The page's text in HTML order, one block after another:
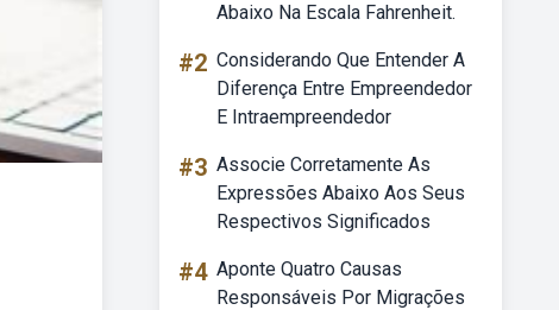
Abaixo Na Escala Fahrenheit.
#2 Considerando Que Entender A
Diferença Entre Empreendedor
E Intraempreendedor
#3 Associe Corretamente As
Expressões Abaixo Aos Seus
Respectivos Significados
#4 Aponte Quatro Causas
Responsáveis Por Migrações